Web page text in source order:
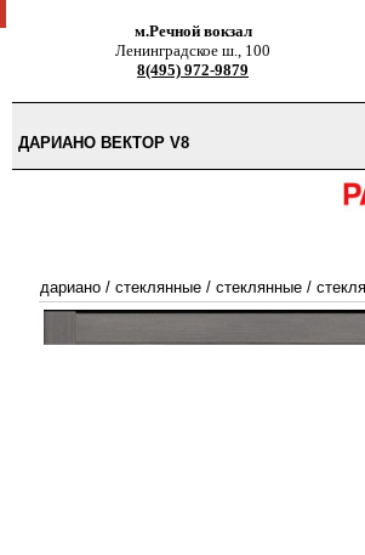
м.Речной вокзал
Ленинградское ш., 100
8(495) 972-9879
ДАРИАНО ВЕКТОР V8
дариано / стеклянные / стеклянные /